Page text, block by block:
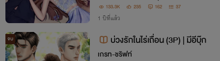
วก็...คู่นอน”
133.3K 235 162 37
1 ปีที่แล้ว
จบ บ่วงรักในไร่เถื่อน (3P) | มีอีบุ๊ก
เกรท-ชริฟท์